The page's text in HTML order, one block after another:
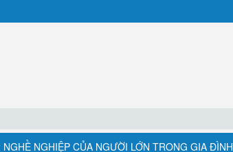
NGHIỆP CỦA NGƯỜI LỚN TRONG GIA ĐÌNH